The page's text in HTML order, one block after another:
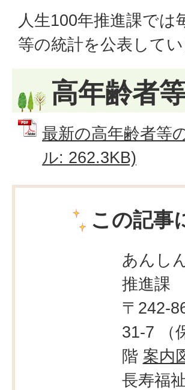
人生100年推進課では
等の統計を公表してい
高年齢者
最新の高年齢者等
ル: 262.3KB)
この記事
あんし
推進課
〒242-
31-7 （
階 案内
長寿福